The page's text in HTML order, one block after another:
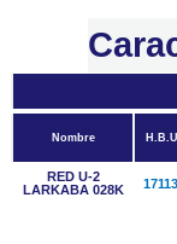
Nombre
RED U-2
LARKABA 028K